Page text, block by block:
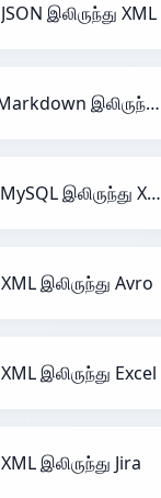
JSON இலிருந்து XML
Markdown இலிருந்து XML
MySQL இலிருந்து XML
XML இலிருந்து Avro
XML இலிருந்து Excel
XML இலிருந்து Jira